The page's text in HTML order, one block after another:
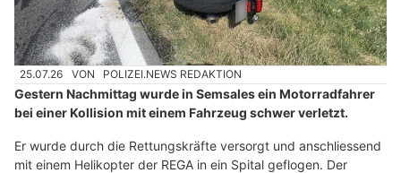
25.07.26 VON POLIZEI.NEWS REDAKTION
Gestern Nachmittag wurde in Semsales ein Motorradfahrer
bei einer Kollision mit einem Fahrzeug schwer verletzt.
Er wurde durch die Rettungskräfte versorgt und anschliessend
mit einem Helikopter der REGA in ein Spital geflogen. Der